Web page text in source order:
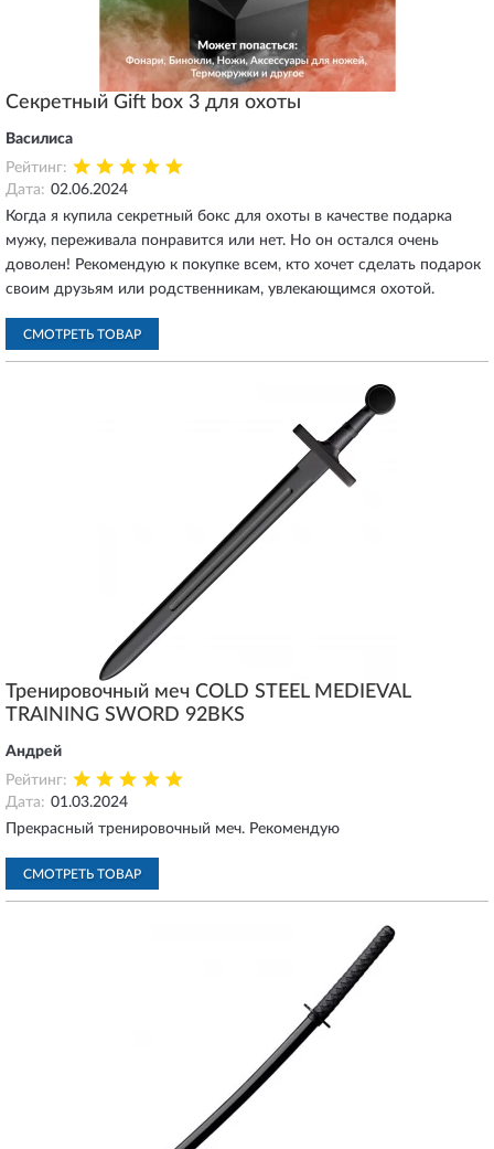
Секретный Gift box 3 для охоты
Василиса
Рейтинг:
Дата: 02.06.2024
Когда я купила секретный бокс для охоты в качестве подарка
мужу, переживала понравится или нет. Но он остался очень
доволен! Рекомендую к покупке всем, кто хочет сделать подарок
своим друзьям или родственникам, увлекающимся охотой.
СМОТРЕТЬ ТОВАР
Тренировочный меч COLD STEEL MEDIEVAL
TRAINING SWORD 92BKS
Андрей
Рейтинг:
Дата: 01.03.2024
Прекрасный тренировочный меч. Рекомендую
СМОТРЕТЬ ТОВАР